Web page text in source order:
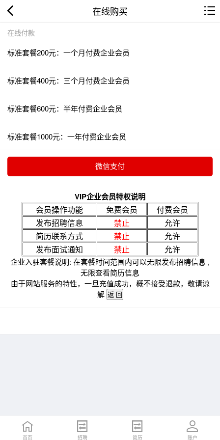
在线购买
在线付款
标准套餐200元：一个月付费企业会员
标准套餐400元：三个月付费企业会员
标准套餐600元：半年付费企业会员
标准套餐1000元：一年付费企业会员
VIP企业会员特权说明
会员操作功能 免费会员
付费会员
发布招聘信息
禁止
允许
简历联系方式
禁止
允许
发布面试通知
禁止 允许
企业入驻套餐说明: 在套餐时间范围内可以无限发布招聘信息 ,
无限查看简历信息
由于网站服务的特性，一旦充值成功，概不接受退款，敬请谅
解
首页 招聘 简历 账户